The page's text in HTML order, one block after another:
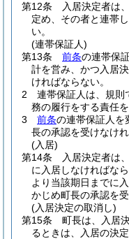
第12条
入居決定者は
定め、その者と連帯
い。
(連帯保証人)
第13条
前条の連帯保
計を営み、かつ入居
ければならない。
2
連帯保証人は、規則
務の履行をする責任を
3
前条の連帯保証人を
長の承認を受けなけれ
(入居)
第14条
入居決定者は
に入居しなければなら
より当該期日までに
かじめ町長の承認を
(入居決定の取消し)
第15条
町長は、入居
るときは、入居の決